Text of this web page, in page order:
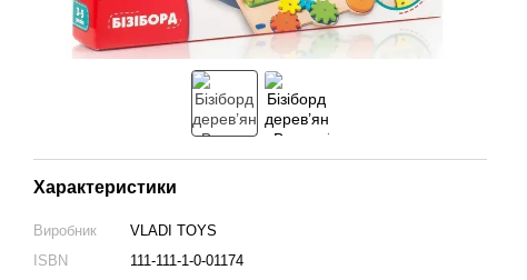
Характеристики
Виробник
VLADI TOYS
ISBN
111-111-1-0-01174